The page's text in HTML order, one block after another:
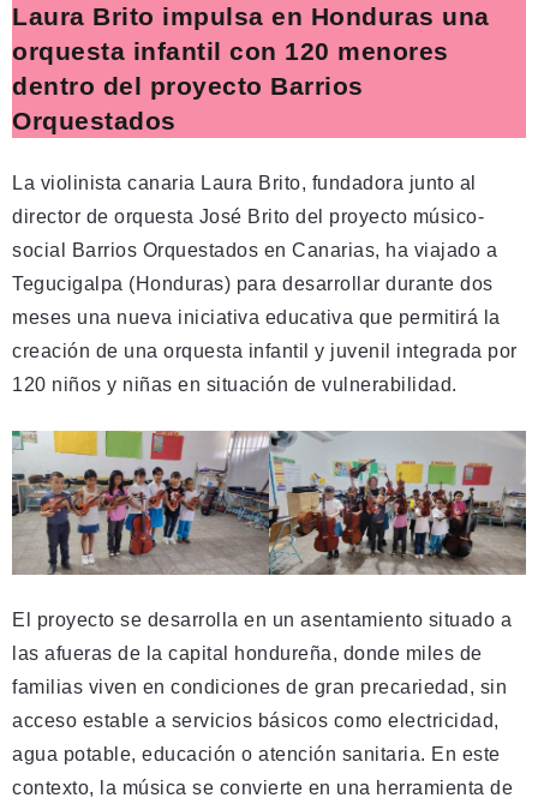
Laura Brito impulsa en Honduras una
orquesta infantil con 120 menores
dentro del proyecto Barrios
Orquestados
La violinista canaria Laura Brito, fundadora junto al
director de orquesta José Brito del proyecto músico-
social Barrios Orquestados en Canarias, ha viajado a
Tegucigalpa (Honduras) para desarrollar durante dos
meses una nueva iniciativa educativa que permitirá la
creación de una orquesta infantil y juvenil integrada por
120 niños y niñas en situación de vulnerabilidad.
El proyecto se desarrolla en un asentamiento situado a
las afueras de la capital hondureña, donde miles de
familias viven en condiciones de gran precariedad, sin
acceso estable a servicios básicos como electricidad,
agua potable, educación o atención sanitaria. En este
contexto, la música se convierte en una herramienta de